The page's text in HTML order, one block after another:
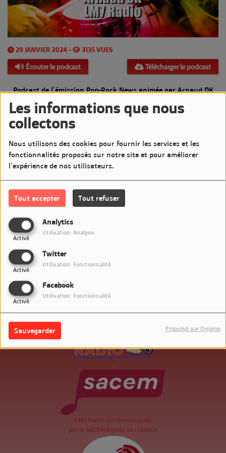
Les informations que nous
collectons
Nous utilisons des cookies pour fournir les services et les
fonctionnalités proposés sur notre site et pour améliorer
l'expérience de nos utilisateurs.
Tout accepter Tout refuser
Analytics
Activé
Utilisation: Analyse
Twitter
Activé
Utilisation: Fonctionnalité
Facebook
Activé
Utilisation: Fonctionnalité
Sauvegarder Propulsé par Orejime
29 JANVIER 2024 - 3135 VUES
Écouter le podcast Télécharger le podcast
Podcast de l'émission Pop-Rock News animée par Arnaud DK
Diffusée le Lundi 29 Janvier 2024 de 20h à 21h sur LM7 Radio
Commentaires(0)
Connectez-vous pour commenter cet article
SE CONNECTER
LM7 Radio est Homologuée
par la SACEM depuis sa création